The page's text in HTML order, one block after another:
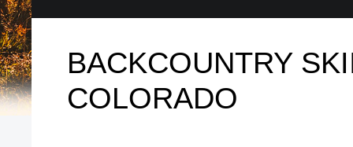
BACKCOUNTRY
COLORADO